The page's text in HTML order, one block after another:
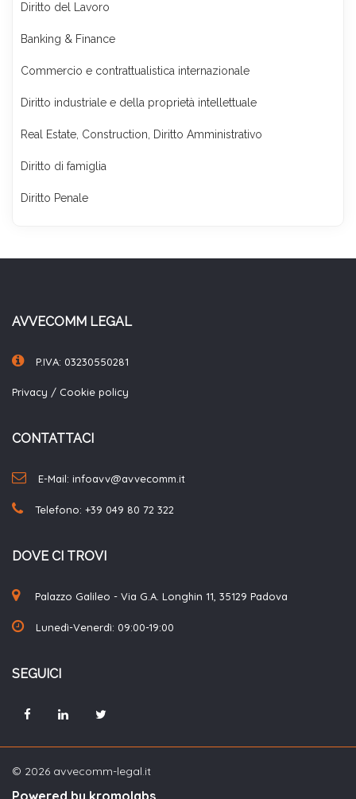
Diritto del Lavoro
Banking & Finance
Commercio e contrattualistica internazionale
Diritto industriale e della proprietà intellettuale
Real Estate, Construction, Diritto Amministrativo
Diritto di famiglia
Diritto Penale
AVVECOMM LEGAL
P.IVA: 03230550281
Privacy / Cookie policy
CONTATTACI
E-Mail: infoavv@avvecomm.it
Telefono: +39 049 80 72 322
DOVE CI TROVI
Palazzo Galileo - Via G.A. Longhin 11, 35129 Padova
Lunedì-Venerdì: 09:00-19:00
SEGUICI
© 2026 avvecomm-legal.it